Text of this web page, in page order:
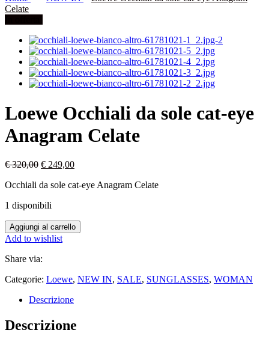
Celate
Loewe Occhiali da sole cat-eye
Anagram Celate
€320,00 Il
originale
€ 320,00.
€ 249,00Il
attuale
Occhiali da sole cat-eye Anagram Celate
1 disponibili
Aggiungi al carrello
Add to wishlist
Share via:
Categorie: Loewe, NEW IN, SALE, SUNGLASSES, WOMAN
Descrizione
Descrizione